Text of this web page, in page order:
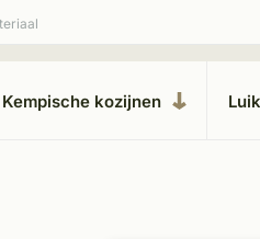
Kempische kozijnen